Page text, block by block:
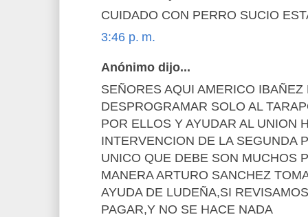
CUIDADO CON PERRO SUCIO
3:46 p. m.
Anónimo dijo...
SEÑORES AQUI AMERICO
DESPROGRAMAR SOLO AL
POR ELLOS Y AYUDAR AL UNION
INTERVENCION DE LA SEGUNDA
UNICO QUE DEBE SON MUCHOS
MANERA ARTURO SANCHEZ
AYUDA DE LUDEÑA,SI
PAGAR,Y NO SE HACE NADA